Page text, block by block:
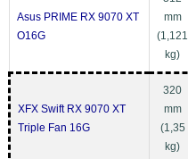
Asus PRIME RX 9070 XT
O16G
mm
(1,121
kg)
XFX Swift RX 9070 XT
Triple Fan 16G
320
mm
(1,35
kg)